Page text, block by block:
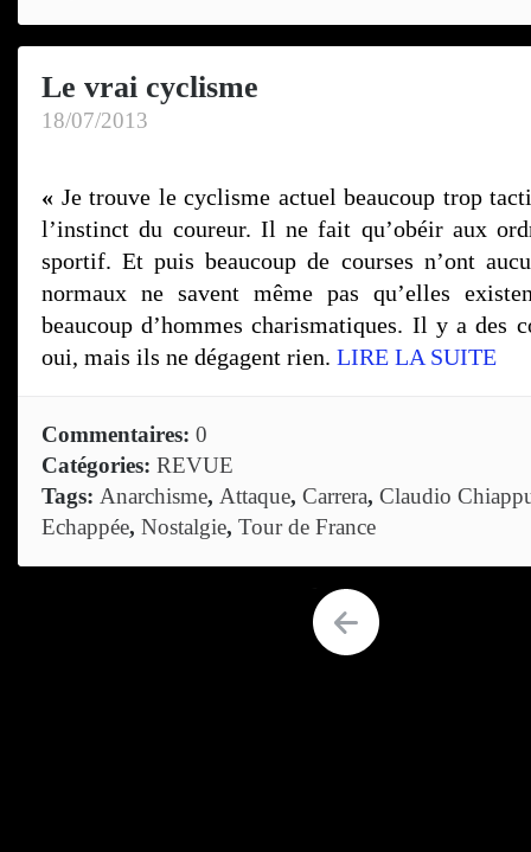
Le vrai cyclisme
18/07/2013
« Je trouve le cyclisme actuel beaucoup trop
l’instinct du coureur. Il ne fait qu’obéir aux
sportif. Et puis beaucoup de courses n’ont
normaux ne savent même pas qu’elles
beaucoup d’hommes charismatiques. Il y a des
oui, mais ils ne dégagent rien. LIRE LA SUITE
Commentaires: 0
Catégories: REVUE
Tags: Anarchisme, Attaque, Carrera, Claudio
Echappée, Nostalgie, Tour de France